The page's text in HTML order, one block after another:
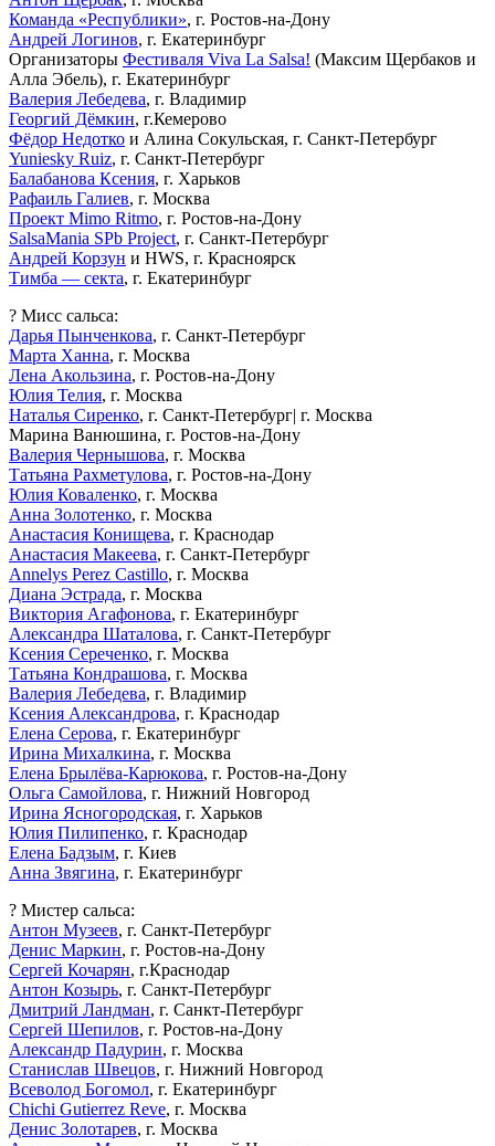
Команда «Республики», г. Ростов-на-Дону
Андрей Логинов, г. Екатеринбург
Организаторы Фестиваля Viva La Salsa! (Максим Щербаков и
Алла Эбель), г. Екатеринбург
Валерия Лебедева, г. Владимир
Георгий Дёмкин, г.Кемерово
Фёдор Недотко и Алина Сокульская, г. Санкт-Петербург
Yuniesky Ruiz, г. Санкт-Петербург
Балабанова Ксения, г. Харьков
Рафаиль Галиев, г. Москва
Проект Mimo Ritmo, г. Ростов-на-Дону
SalsaMania SPb Project, г. Санкт-Петербург
Андрей Корзун и HWS, г. Красноярск
Тимба — секта, г. Екатеринбург
? Мисс сальса:
Дарья Пынченкова, г. Санкт-Петербург
Марта Ханна, г. Москва
Лена Акользина, г. Ростов-на-Дону
Юлия Телия, г. Москва
Наталья Сиренко, г. Санкт-Петербург| г. Москва
Марина Ванюшина, г. Ростов-на-Дону
Валерия Чернышова, г. Москва
Татьяна Рахметулова, г. Ростов-на-Дону
Юлия Коваленко, г. Москва
Анна Золотенко, г. Москва
Анастасия Конищева, г. Краснодар
Анастасия Макеева, г. Санкт-Петербург
Annelys Perez Castillo, г. Москва
Диана Эстрада, г. Москва
Виктория Агафонова, г. Екатеринбург
Александра Шаталова, г. Санкт-Петербург
Ксения Сереченко, г. Москва
Татьяна Кондрашова, г. Москва
Валерия Лебедева, г. Владимир
Ксения Александрова, г. Краснодар
Елена Серова, г. Екатеринбург
Ирина Михалкина, г. Москва
Елена Брылёва-Карюкова, г. Ростов-на-Дону
Ольга Самойлова, г. Нижний Новгород
Ирина Ясногородская, г. Харьков
Юлия Пилипенко, г. Краснодар
Елена Бадзым, г. Киев
Анна Звягина, г. Екатеринбург
? Мистер сальса:
Антон Музеев, г. Санкт-Петербург
Денис Маркин, г. Ростов-на-Дону
Сергей Кочарян, г.Краснодар
Антон Козырь, г. Санкт-Петербург
Дмитрий Ландман, г. Санкт-Петербург
Сергей Шепилов, г. Ростов-на-Дону
Александр Падурин, г. Москва
Станислав Швецов, г. Нижний Новгород
Всеволод Богомол, г. Екатеринбург
Chichi Gutierrez Reve, г. Москва
Денис Золотарев, г. Москва